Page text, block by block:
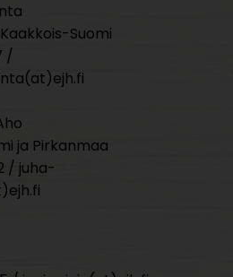
Suomi
/
ja Pirkanmaa
/ juha-